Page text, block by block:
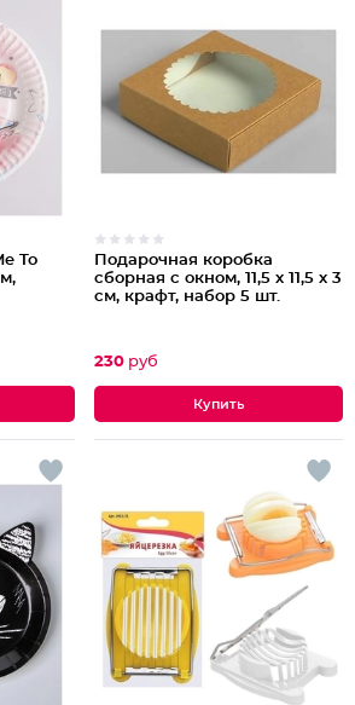
To
Подарочная коробка
сборная с окном, 11,5 х 11,5 х 3
см, крафт, набор 5 шт.
230 руб